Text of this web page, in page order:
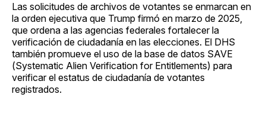
Las solicitudes de archivos de votantes se enmarcan en
la orden ejecutiva que Trump firmó en marzo de 2025,
que ordena a las agencias federales fortalecer la
verificación de ciudadanía en las elecciones. El DHS
también promueve el uso de la base de datos SAVE
(Systematic Alien Verification for Entitlements) para
verificar el estatus de ciudadanía de votantes
registrados.